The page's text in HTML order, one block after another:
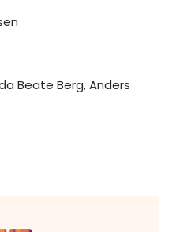
Beate Berg, Anders